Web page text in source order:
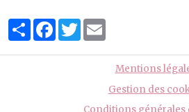
PartagerFacebook
Twitter
Mentions
Gestion des
Conditions générales